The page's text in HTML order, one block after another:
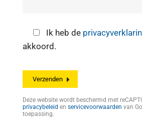
Ik heb de
akkoord.
Deze website wordt beschermd met
privacybeleid en servicevoorwaarden van
toepassing.